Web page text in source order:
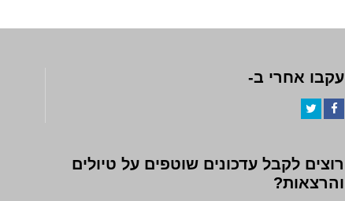
עקבו אחרי ב-
רוצים לקבל עדכונים שוטפים על טיולים
והרצאות?